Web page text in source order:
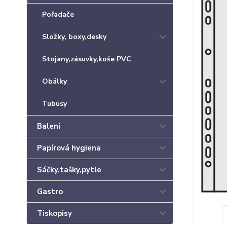
Pořadače
Složky, boxy,desky
Stojany,zásuvky,koše PVC
Obálky
Tubusy
Balení
Papírová hygiena
Sáčky,tašky,pytle
Gastro
Tiskopisy